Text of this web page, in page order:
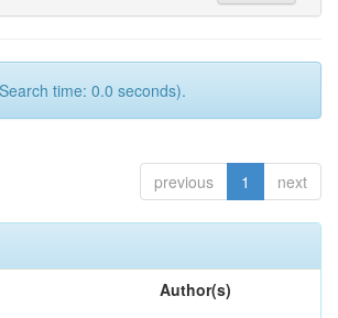
time: 0.0 seconds).
previous 1 next
Author(s)